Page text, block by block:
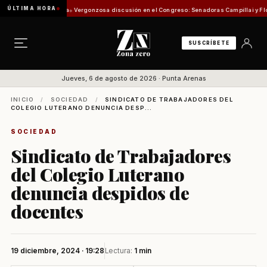
ÚLTIMA HORA
de Pesca Vergonzosa discusión en el Congreso: Senadoras Campillai y Flores
SUSCRÍBETE
Jueves, 6 de agosto de 2026 · Punta Arenas
INICIO / SOCIEDAD /
SINDICATO DE TRABAJADORES DEL
COLEGIO LUTERANO DENUNCIA DESP...
SOCIEDAD
Sindicato de Trabajadores
del Colegio Luterano
denuncia despidos de
docentes
19 diciembre, 2024 · 19:28 Lectura: 1 min